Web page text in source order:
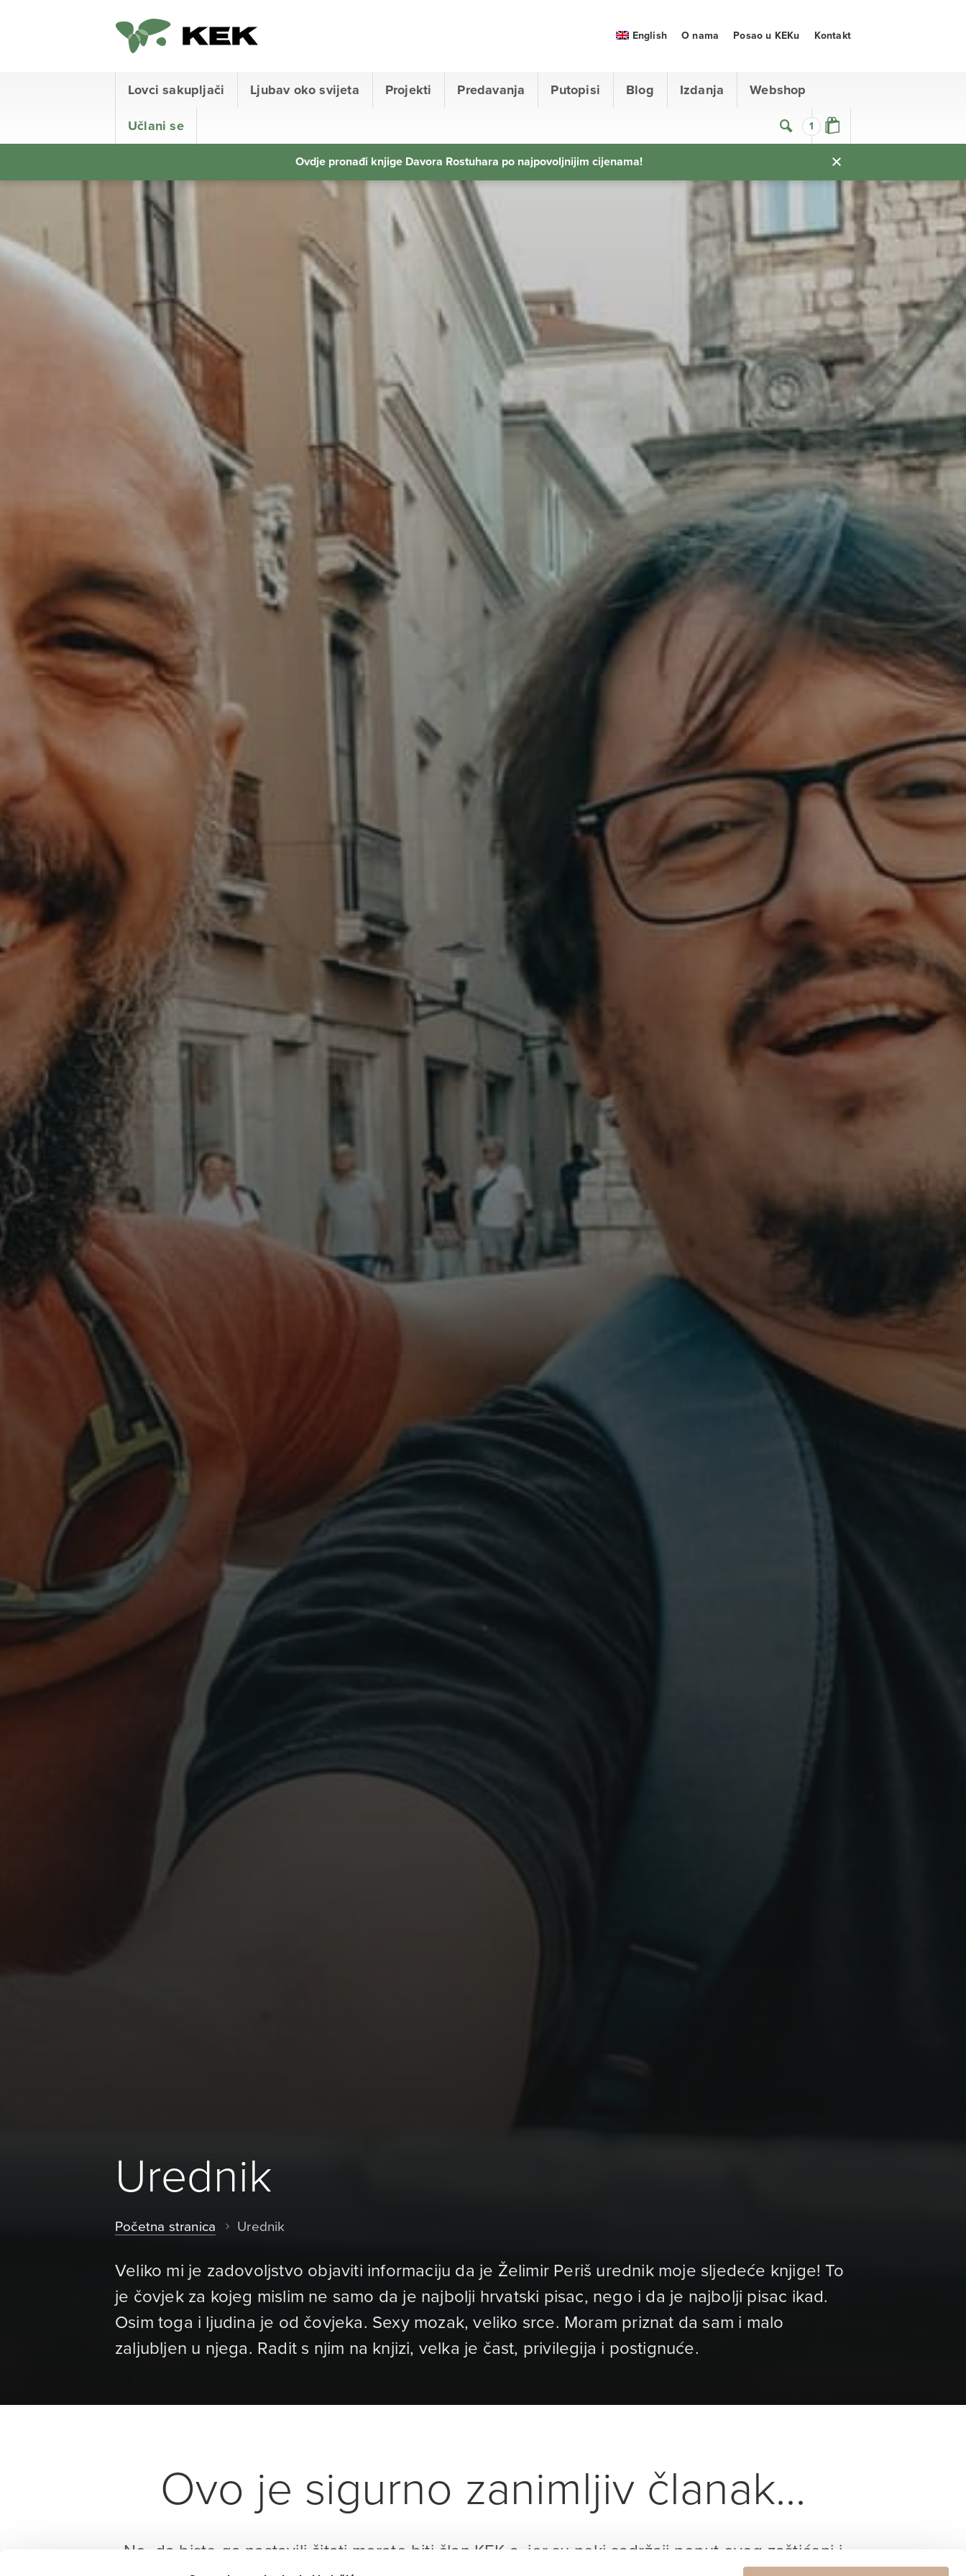
1
Lovci sakupljači Ljubav oko svijeta Projekti Predavanja Putopisi Blog Izdanja Webshop
Učlani se
English O nama Posao u KEKu Kontakt
Ovdje pronađi knjige Davora Rostuhara po najpovoljnijim cijenama!
Urednik
Početna stranica Urednik
Veliko mi je zadovoljstvo objaviti informaciju da je Želimir Periš urednik moje sljedeće knjige! To
je čovjek za kojeg mislim ne samo da je najbolji hrvatski pisac, nego i da je najbolji pisac ikad.
Osim toga i ljudina je od čovjeka. Sexy mozak, veliko srce. Moram priznat da sam i malo
zaljubljen u njega. Radit s njim na knjizi, velka je čast, privilegija i postignuće.
Ovo je sigurno zanimljiv članak...
No, da biste ga nastavili čitati morate biti član KEK-a, jer su neki sadržaji poput ovog zaštićeni i